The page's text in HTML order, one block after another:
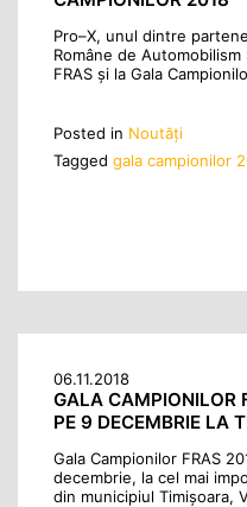
Pro–X, unul dintre
Române de
FRAS și la Gala
Posted in Noutăţi
Tagged gala campionilor
06.11.2018
GALA CAMPIONILOR
PE 9 DECEMBRIE LA
Gala Campionilor FRAS
decembrie, la cel mai
din municipiul Timișoara,